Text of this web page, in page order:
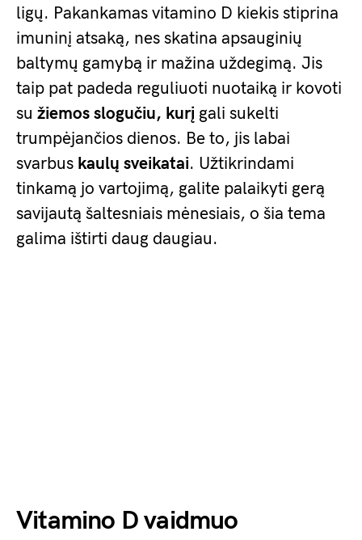
ligų. Pakankamas vitamino D kiekis stiprina
imuninį atsaką, nes skatina apsauginių
baltymų gamybą ir mažina uždegimą. Jis
taip pat padeda reguliuoti nuotaiką ir kovoti
su žiemos slogučiu, kurį gali sukelti
trumpėjančios dienos. Be to, jis labai
svarbus kaulų sveikatai. Užtikrindami
tinkamą jo vartojimą, galite palaikyti gerą
savijautą šaltesniais mėnesiais, o šia tema
galima ištirti daug daugiau.
Vitamino D vaidmuo